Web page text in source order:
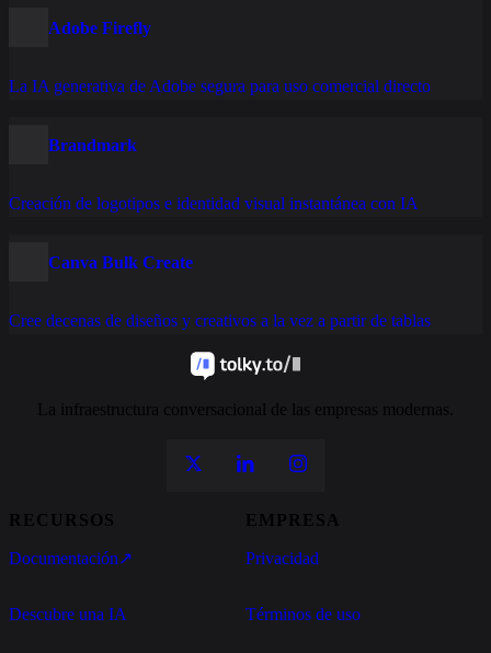
Adobe Firefly
La IA generativa de Adobe segura para uso comercial directo
Brandmark
Creación de logotipos e identidad visual instantánea con IA
Canva Bulk Create
Cree decenas de diseños y creativos a la vez a partir de tablas
La infraestructura conversacional de las empresas modernas.
RECURSOS
Documentación↗
Descubre una IA
EMPRESA
Privacidad
Términos de uso